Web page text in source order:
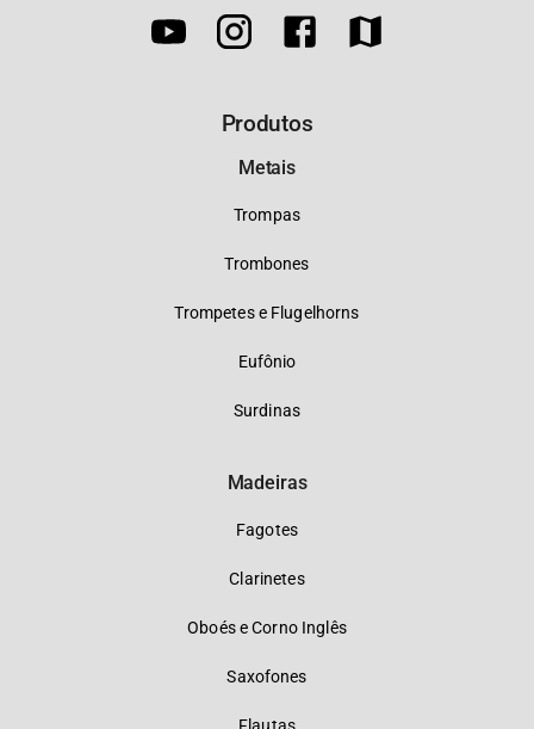
Produtos
Metais
Trompas
Trombones
Trompetes e Flugelhorns
Eufônio
Surdinas
Madeiras
Fagotes
Clarinetes
Oboés e Corno Inglês
Saxofones